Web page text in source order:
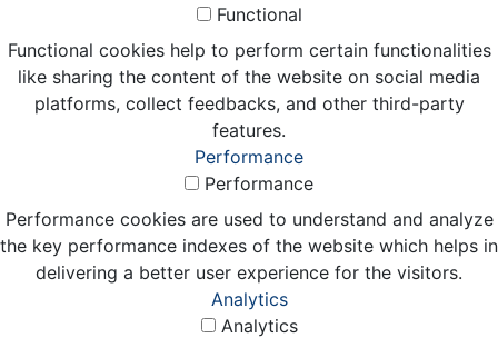
Functional
Functional cookies help to perform certain functionalities
like sharing the content of the website on social media
platforms, collect feedbacks, and other third-party
features.
Performance
Performance
Performance cookies are used to understand and analyze
the key performance indexes of the website which helps in
delivering a better user experience for the visitors.
Analytics
Analytics